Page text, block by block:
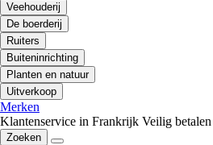
Veehouderij
De boerderij
Ruiters
Buiteninrichting
Planten en natuur
Uitverkoop
Merken
Klantenservice in Frankrijk Veilig betalen
Zoeken